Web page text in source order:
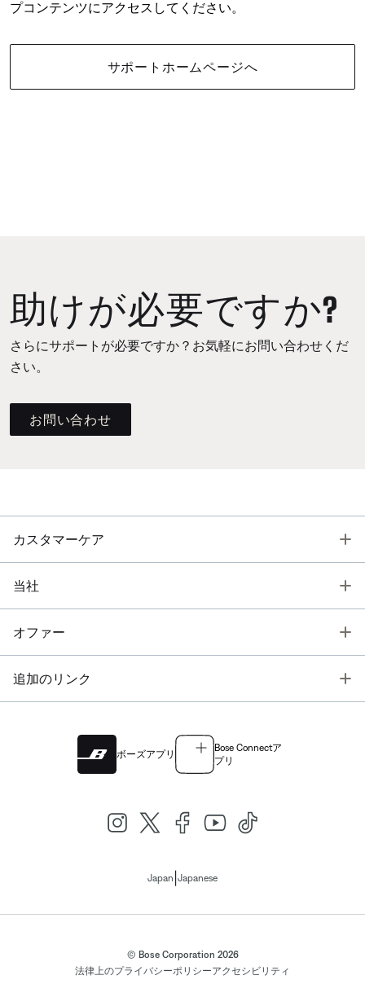
プコンテンツにアクセスしてください。
サポートホームページへ
助けが必要ですか?
さらにサポートが必要ですか？お気軽にお問い合わせくだ
さい。
お問い合わせ
カスタマーケア
当社
オファー
追加のリンク
ボーズアプリ
Bose Connectア
プリ
Japan Japanese
© Bose Corporation 2026
法律上のプライバシーポリシーアクセシビリティ